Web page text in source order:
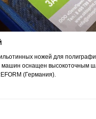
ножей для
машин оснащен высокоточным
(Германия).